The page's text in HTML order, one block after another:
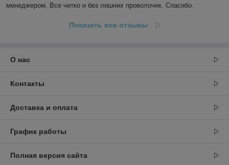
менеджером. Все четко и без лишних проволочек. Спасибо.
Показать все отзывы
О нас
Контакты
Доставка и оплата
График работы
Полная версия сайта